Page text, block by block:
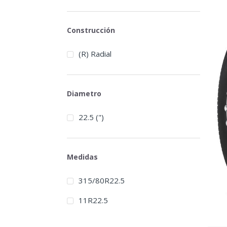
Construcción
(R) Radial
Diametro
22.5 (")
Medidas
315/80R22.5
11R22.5